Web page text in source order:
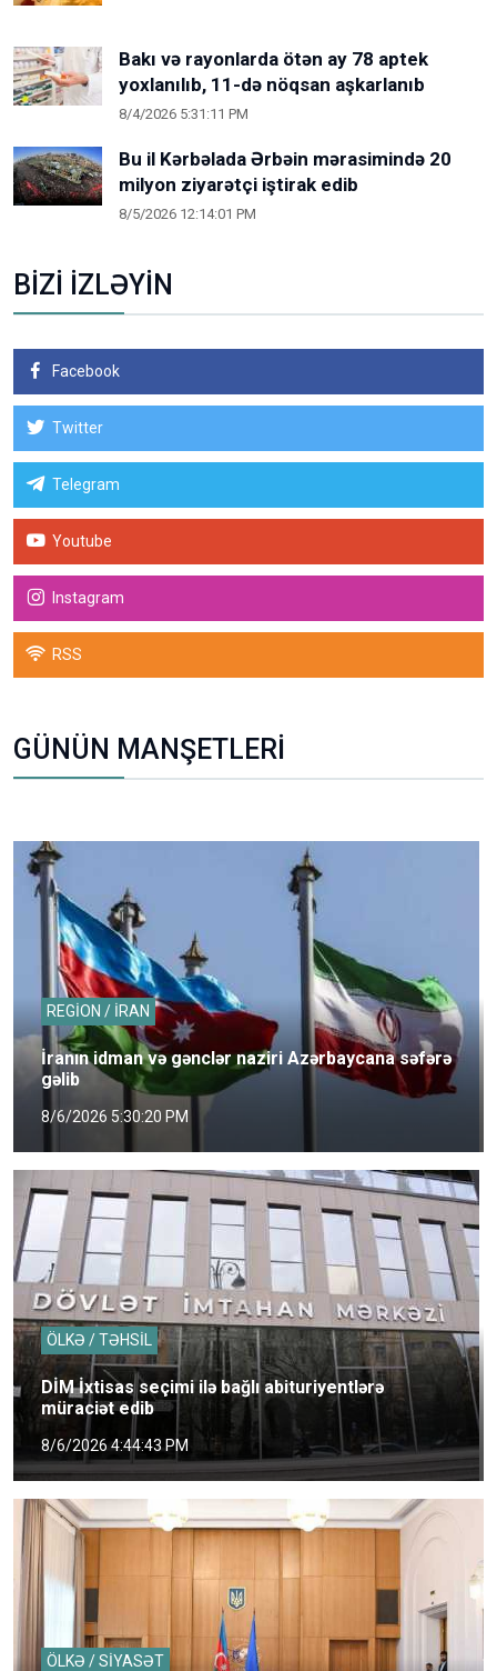
Bakı və rayonlarda ötən ay 78 aptek
yoxlanılıb, 11-də nöqsan aşkarlanıb
8/4/2026 5:31:11 PM
Bu il Kərbəlada Ərbəin mərasimində 20
milyon ziyarətçi iştirak edib
8/5/2026 12:14:01 PM
BİZİ İZLƏYİN
Facebook
Twitter
Telegram
Youtube
Instagram
RSS
GÜNÜN MANŞETLERİ
REGİON / İRAN
İranın idman və gənclər naziri Azərbaycana səfərə
gəlib
8/6/2026 5:30:20 PM
ÖLKƏ / TƏHSİL
DİM İxtisas seçimi ilə bağlı abituriyentlərə
müraciət edib
8/6/2026 4:44:43 PM
ÖLKƏ / SİYASƏT